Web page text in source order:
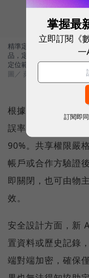
精準定位功能透過觸覺、
品，定位距離比上一代產
定位範圍。
圖／ 蘋果
根據國際航空電信
誤率下降 26%，確
90%。共享權限嚴
帳戶或合作方驗證
即關閉，也可由物
效。
安全設計方面，新
置資料或歷史記錄
端對端加密，確保
掌握最
立即訂閱《
一
訂閱即